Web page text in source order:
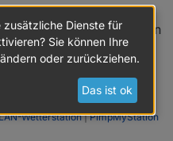
temporär kopieren,
überschreiben und den
überschreiben. Dann
Wetterstation|PimpMyStation
zusätzliche Dienste für
Sie können Ihre
oder zurückziehen.
Das ist ok